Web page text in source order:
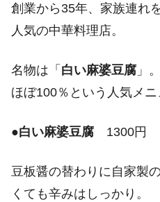
創業から35年、家族連れ
人気の中華料理店。
名物は「 白い麻婆豆腐 」
ほぼ100％という人気メニ
●白い麻婆豆腐 1300円
豆板醤の替わりに自家製
くても辛みはしっかり。